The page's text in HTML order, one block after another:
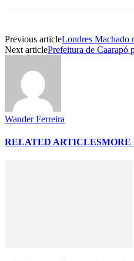
Previous articleLondres Machado
Next articlePrefeitura de Caarapó
Wander Ferreira
RELATED ARTICLESMORE